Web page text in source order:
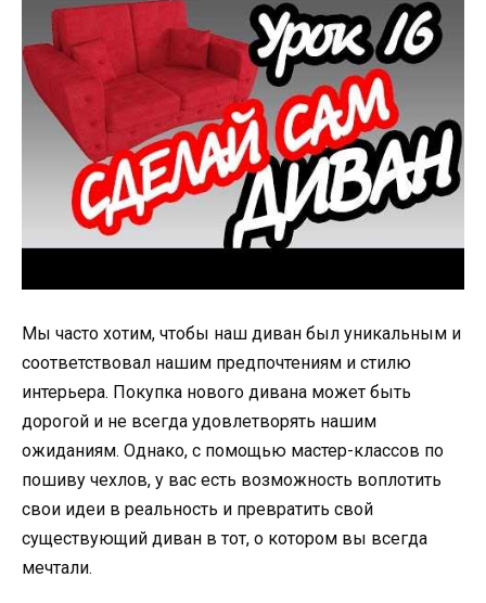
Мы часто хотим, чтобы наш диван был уникальным и
соответствовал нашим предпочтениям и стилю
интерьера. Покупка нового дивана может быть
дорогой и не всегда удовлетворять нашим
ожиданиям. Однако, с помощью мастер-классов по
пошиву чехлов, у вас есть возможность воплотить
свои идеи в реальность и превратить свой
существующий диван в тот, о котором вы всегда
мечтали.